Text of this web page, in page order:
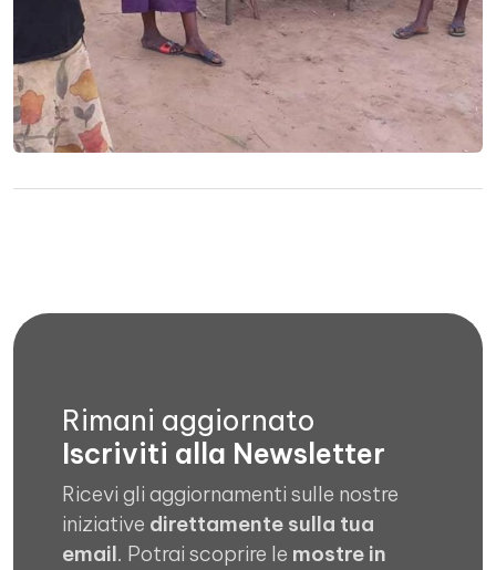
Rimani aggiornato
Iscriviti alla Newsletter
Ricevi gli aggiornamenti sulle nostre
iniziative direttamente sulla tua
email. Potrai scoprire le mostre in